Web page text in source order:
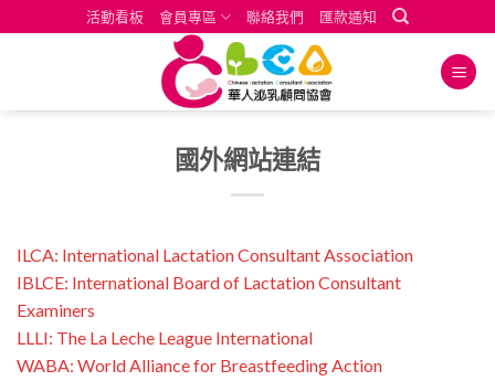
to
活動看板 會員專區 聯絡我們 匯款通知
國外網站連結
ILCA: International Lactation Consultant Association
IBLCE: International Board of Lactation Consultant
Examiners
LLLI: The La Leche League International
WABA: World Alliance for Breastfeeding Action